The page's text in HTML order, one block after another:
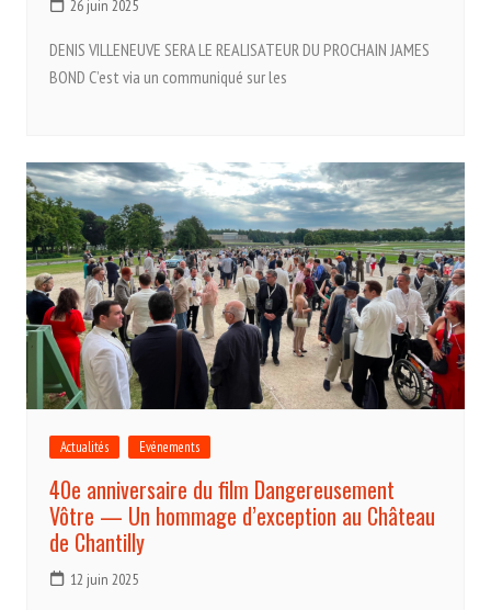
26 juin 2025
DENIS VILLENEUVE SERA LE REALISATEUR DU PROCHAIN JAMES
BOND C’est via un communiqué sur les
Actualités Evénements
40e anniversaire du film Dangereusement
Vôtre — Un hommage d’exception au Château
de Chantilly
12 juin 2025